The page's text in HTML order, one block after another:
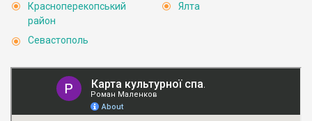
Красноперекопський
район
Севастополь
Ялта